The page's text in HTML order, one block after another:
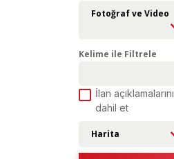
Fotoğraf ve Video
Kelime ile Filtrele
İlan açıklamalarını
dahil et
Harita